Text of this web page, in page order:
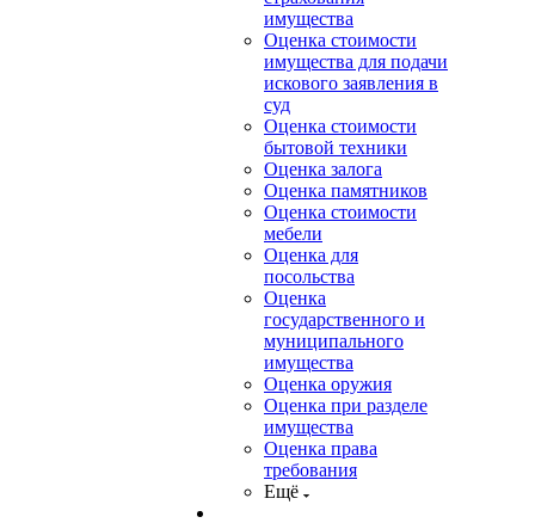
имущества
Оценка стоимости
имущества для подачи
искового заявления в
суд
Оценка стоимости
бытовой техники
Оценка залога
Оценка памятников
Оценка стоимости
мебели
Оценка для
посольства
Оценка
государственного и
муниципального
имущества
Оценка оружия
Оценка при разделе
имущества
Оценка права
требования
Ещё